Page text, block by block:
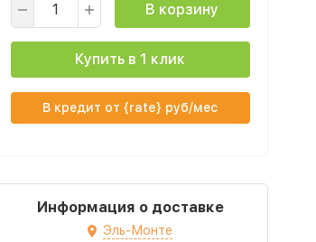
В корзину
Купить в 1 клик
В кредит от {rate} руб/мес
Информация о доставке
Эль-Монте